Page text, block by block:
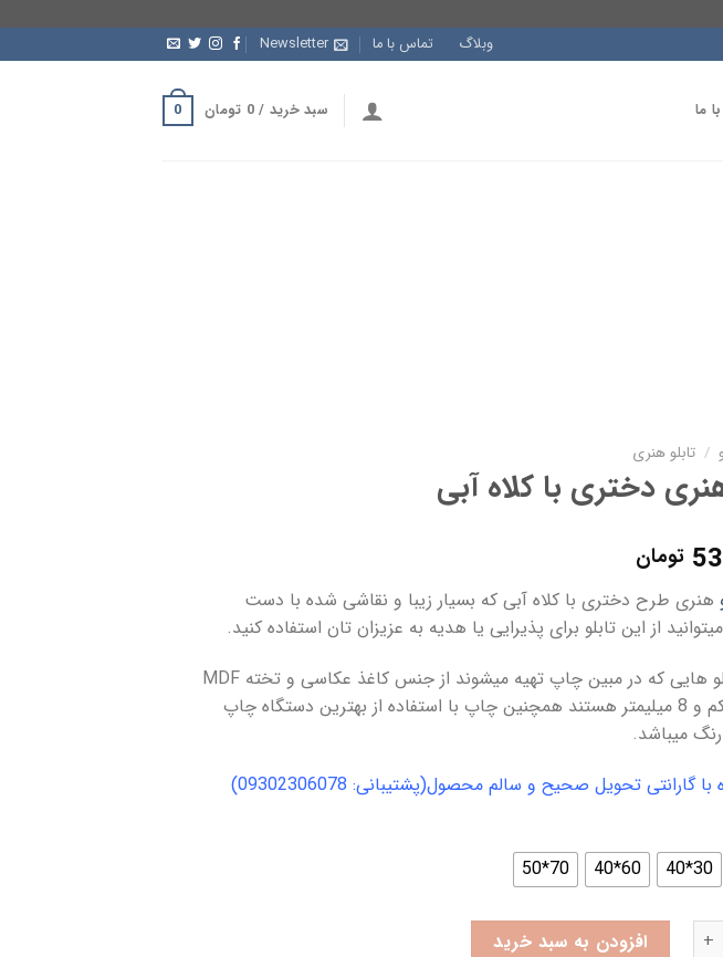
وبلاگ تماس با ما Newsletter
ما سبد خرید /0 تومان 0
/ تابلو هنری
دختری با کلاه آبی
تومان
هنری طرح دختری با کلاه آبی که بسیار زیبا و نقاشی شده با دست
از این تابلو برای پذیرایی یا هدیه به عزیزان تان استفاده کنید.
جنس: تابلو هایی که در مبین چاپ تهیه میشوند از جنس کاغذ عکاسی و تخته MDF
بسیار محکم و 8 میلیمتر هستند همچنین چاپ با استفاده از بهترین دستگاه چاپ
میباشد.
گارانتی تحویل صحیح و سالم محصول(پشتیبانی: 09302306078)
30*40
60*40
70*50
دختری با کلاه آبی عددافزودن به سبد خرید